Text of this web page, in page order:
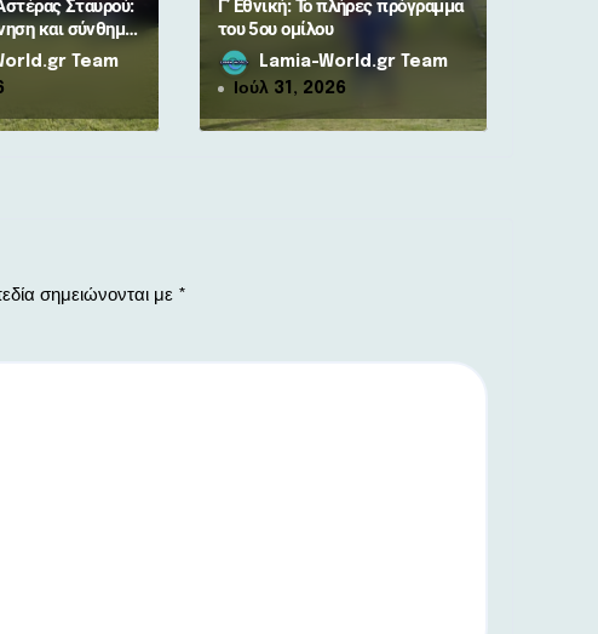
Σταυρού:
και σύνθημα
Team
Γ’ Εθνική: Το πλήρες πρόγραμμα
του 5ου ομίλου
Lamia-World.gr Team
Ιούλ 31, 2026
σημειώνονται με *